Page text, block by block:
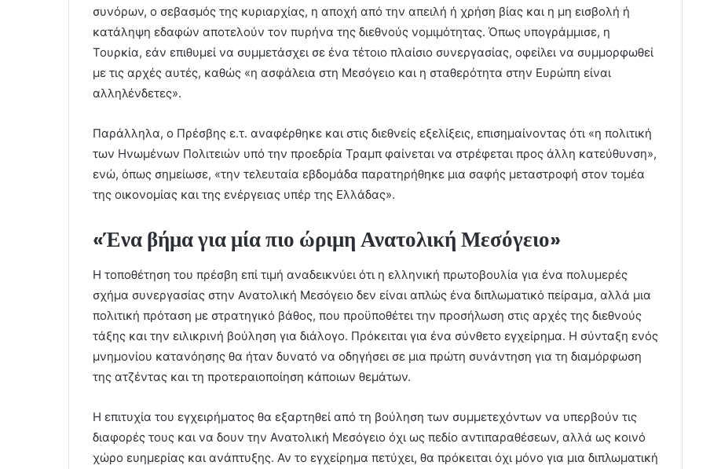
συνόρων, ο σεβασμός της κυριαρχίας, η αποχή από την απειλή ή χρήση βίας και η μη εισβολή ή
κατάληψη εδαφών αποτελούν τον πυρήνα της διεθνούς νομιμότητας. Όπως υπογράμμισε, η
Τουρκία, εάν επιθυμεί να συμμετάσχει σε ένα τέτοιο πλαίσιο συνεργασίας, οφείλει να συμμορφωθεί
με τις αρχές αυτές, καθώς «η ασφάλεια στη Μεσόγειο και η σταθερότητα στην Ευρώπη είναι
αλληλένδετες».
Παράλληλα, ο Πρέσβης ε.τ. αναφέρθηκε και στις διεθνείς εξελίξεις, επισημαίνοντας ότι «η πολιτική
των Ηνωμένων Πολιτειών υπό την προεδρία Τραμπ φαίνεται να στρέφεται προς άλλη κατεύθυνση»,
ενώ, όπως σημείωσε, «την τελευταία εβδομάδα παρατηρήθηκε μια σαφής μεταστροφή στον τομέα
της οικονομίας και της ενέργειας υπέρ της Ελλάδας».
«Ένα βήμα για μία πιο ώριμη Ανατολική Μεσόγειο»
Η τοποθέτηση του πρέσβη επί τιμή αναδεικνύει ότι η ελληνική πρωτοβουλία για ένα πολυμερές
σχήμα συνεργασίας στην Ανατολική Μεσόγειο δεν είναι απλώς ένα διπλωματικό πείραμα, αλλά μια
πολιτική πρόταση με στρατηγικό βάθος, που προϋποθέτει την προσήλωση στις αρχές της διεθνούς
τάξης και την ειλικρινή βούληση για διάλογο. Πρόκειται για ένα σύνθετο εγχείρημα. Η σύνταξη ενός
μνημονίου κατανόησης θα ήταν δυνατό να οδηγήσει σε μια πρώτη συνάντηση για τη διαμόρφωση
της ατζέντας και τη προτεραιοποίηση κάποιων θεμάτων.
Η επιτυχία του εγχειρήματος θα εξαρτηθεί από τη βούληση των συμμετεχόντων να υπερβούν τις
διαφορές τους και να δουν την Ανατολική Μεσόγειο όχι ως πεδίο αντιπαραθέσεων, αλλά ως κοινό
χώρο ευημερίας και ανάπτυξης. Αν το εγχείρημα πετύχει, θα πρόκειται όχι μόνο για μια διπλωματική